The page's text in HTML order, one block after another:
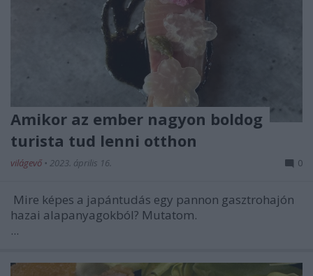
Amikor az ember nagyon boldog
turista tud lenni otthon
világevő • 2023. április 16. 0
Mire képes a japántudás egy pannon gasztrohajón
hazai alapanyagokból? Mutatom.
...